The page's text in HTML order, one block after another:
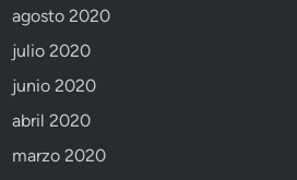
agosto 2020
julio 2020
junio 2020
abril 2020
marzo 2020